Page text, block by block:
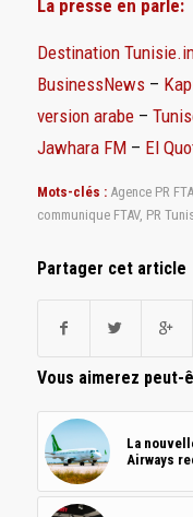
La presse en parle:
Destination
BusinessNews–
version arabe–
Jawhara FM– El
Mots-clés : Agence PR
communique FTAV, PR
Partager cet article
Vous aimerez peut-
La
Airways